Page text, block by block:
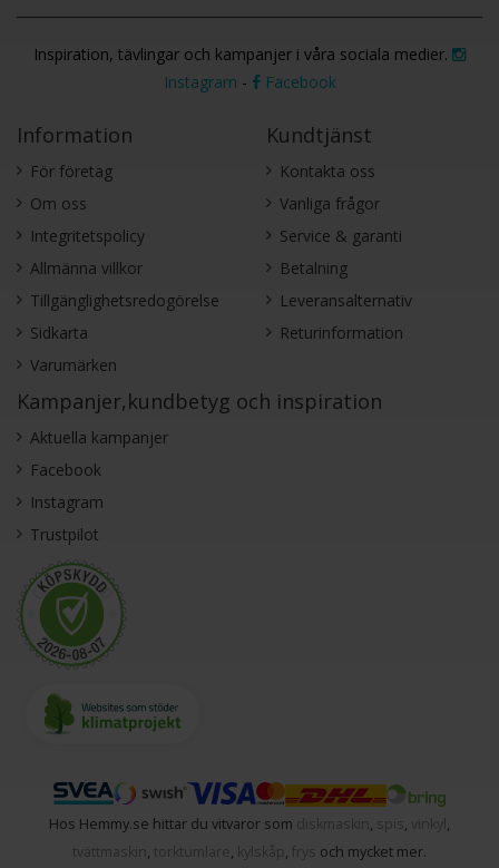
Inspiration, tävlingar och kampanjer i våra sociala medier.
Instagram - Facebook
Information
För företag
Om oss
Integritetspolicy
Allmänna villkor
Tillgänglighetsredogörelse
Sidkarta
Varumärken
Kundtjänst
Kontakta oss
Vanliga frågor
Service & garanti
Betalning
Leveransalternativ
Returinformation
Kampanjer,kundbetyg och inspiration
Aktuella kampanjer
Facebook
Instagram
Trustpilot
Hos Hemmy.se hittar du vitvaror som diskmaskin , spis , vinkyl ,
tvättmaskin , torktumlare , kylskåp , frys och mycket mer.